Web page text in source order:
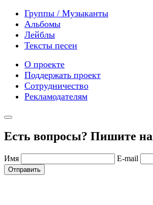
Группы / Музыканты
Альбомы
Лейблы
Тексты песен
О проекте
Поддержать проект
Сотрудничество
Рекламодателям
Есть вопросы? Пишите
Имя E-mail